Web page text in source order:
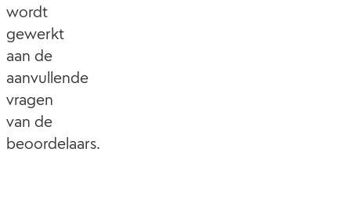
wordt
gewerkt
aan de
aanvullende
vragen
van de
beoordelaars.